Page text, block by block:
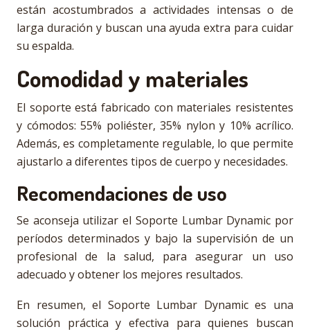
están acostumbrados a actividades intensas o de
larga duración y buscan una ayuda extra para cuidar
su espalda.
Comodidad y materiales
El soporte está fabricado con materiales resistentes
y cómodos: 55% poliéster, 35% nylon y 10% acrílico.
Además, es completamente regulable, lo que permite
ajustarlo a diferentes tipos de cuerpo y necesidades.
Recomendaciones de uso
Se aconseja utilizar el Soporte Lumbar Dynamic por
períodos determinados y bajo la supervisión de un
profesional de la salud, para asegurar un uso
adecuado y obtener los mejores resultados.
En resumen, el Soporte Lumbar Dynamic es una
solución práctica y efectiva para quienes buscan